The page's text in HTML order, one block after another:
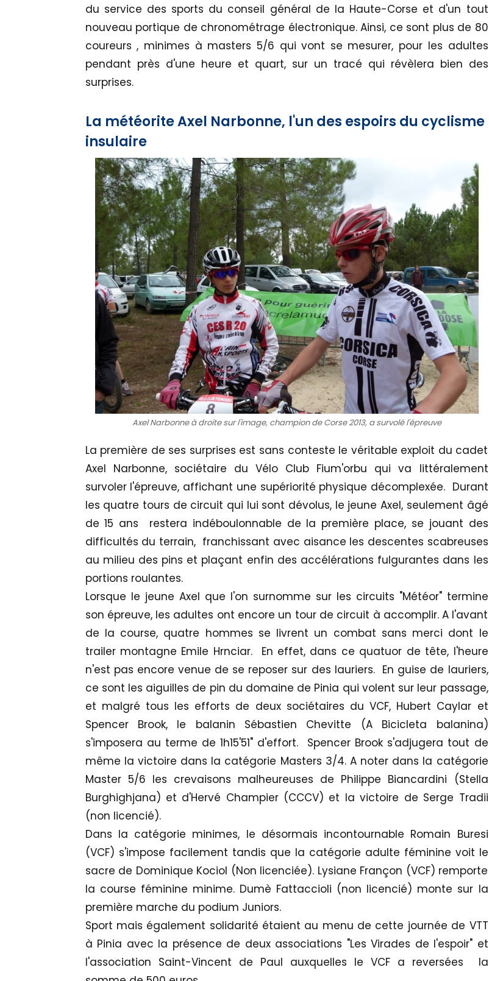
du service des sports du conseil général de la Haute-Corse et d'un tout
nouveau portique de chronométrage électronique. Ainsi, ce sont plus de 80
coureurs , minimes à masters 5/6 qui vont se mesurer, pour les adultes
pendant près d'une heure et quart, sur un tracé qui révèlera bien des
surprises.
La météorite Axel Narbonne, l'un des espoirs du cyclisme
insulaire
Axel Narbonne à droite sur l'image, champion de Corse 2013, a survolé l'épreuve
La première de ses surprises est sans conteste le véritable exploit du cadet
Axel Narbonne, sociétaire du Vélo Club Fium'orbu qui va littéralement
survoler l'épreuve, affichant une supériorité physique décomplexée. Durant
les quatre tours de circuit qui lui sont dévolus, le jeune Axel, seulement âgé
de 15 ans restera indéboulonnable de la première place, se jouant des
difficultés du terrain, franchissant avec aisance les descentes scabreuses
au milieu des pins et plaçant enfin des accélérations fulgurantes dans les
portions roulantes.
Lorsque le jeune Axel que l'on surnomme sur les circuits "Météor" termine
son épreuve, les adultes ont encore un tour de circuit à accomplir. A l'avant
de la course, quatre hommes se livrent un combat sans merci dont le
trailer montagne Emile Hrnciar. En effet, dans ce quatuor de tête, l'heure
n'est pas encore venue de se reposer sur des lauriers. En guise de lauriers,
ce sont les aiguilles de pin du domaine de Pinia qui volent sur leur passage,
et malgré tous les efforts de deux sociétaires du VCF, Hubert Caylar et
Spencer Brook, le balanin Sébastien Chevitte (A Bicicleta balanina)
s'imposera au terme de 1h15'51" d'effort. Spencer Brook s'adjugera tout de
même la victoire dans la catégorie Masters 3/4. A noter dans la catégorie
Master 5/6 les crevaisons malheureuses de Philippe Biancardini (Stella
Burghighjana) et d'Hervé Champier (CCCV) et la victoire de Serge Tradii
(non licencié).
Dans la catégorie minimes, le désormais incontournable Romain Buresi
(VCF) s'impose facilement tandis que la catégorie adulte féminine voit le
sacre de Dominique Kociol (Non licenciée). Lysiane Françon (VCF) remporte
la course féminine minime. Dumè Fattaccioli (non licencié) monte sur la
première marche du podium Juniors.
Sport mais également solidarité étaient au menu de cette journée de VTT
à Pinia avec la présence de deux associations "Les Virades de l'espoir" et
l'association Saint-Vincent de Paul auxquelles le VCF a reversées la